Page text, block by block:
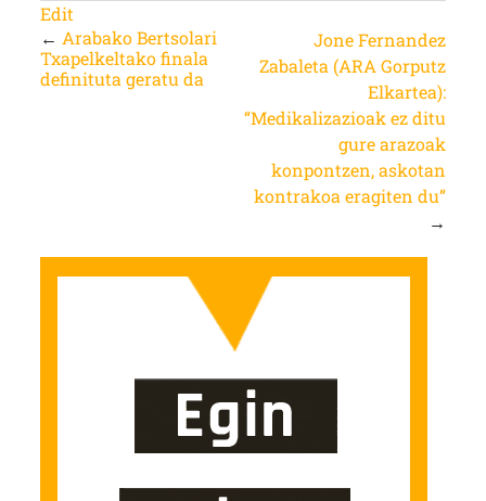
Edit
← Arabako Bertsolari
Txapelkeltako finala
definituta geratu da
Jone Fernandez
Zabaleta (ARA Gorputz
Elkartea):
“Medikalizazioak ez ditu
gure arazoak
konpontzen, askotan
kontrakoa eragiten du”
→